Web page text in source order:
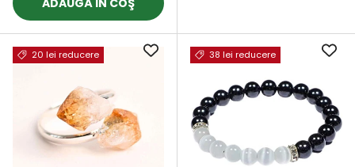
ADAUGĂ ÎN COŞ
20 lei reducere 38 lei reducere